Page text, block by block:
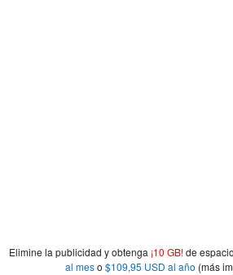
Elimine la publicidad y obtenga ¡10 GB!de
al meso $109,95 USD al año (más